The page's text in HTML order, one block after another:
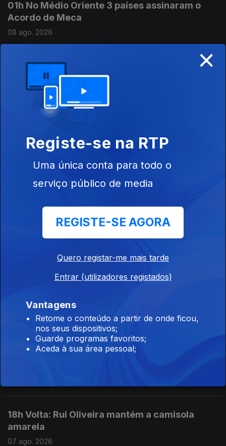
01h No Médio Oriente 3 países assinaram o
Acordo de Meca
08 ago. 2026
00h Ceuta: Médicos pedem intervenção
urgente
08 ago. 2026
23h Já está em vigor o controlo nas fronteiras
espanholas
07 ago. 2026
21h Espanha: Controlos fronteiriços a viajantes
vindos de Itália
07 ago. 2026
20h Dúvidas sobre lei do asilo enviadas para o
07 ago. 2026
19h Seguro trava lei do retorno de
18h Volta: Rui Oliveira mantém a camisola
amarela
07 ago. 2026
×
Registe-se na RTP
Uma única conta para todo o
serviço público de media
REGISTE-SE AGORA
Quero registar-me mais tarde
Entrar (utilizadores registados)
Vantagens
Retome o conteúdo a partir de onde ficou,
nos seus dispositivos;
Guarde programas favoritos;
Aceda à sua área pessoal;